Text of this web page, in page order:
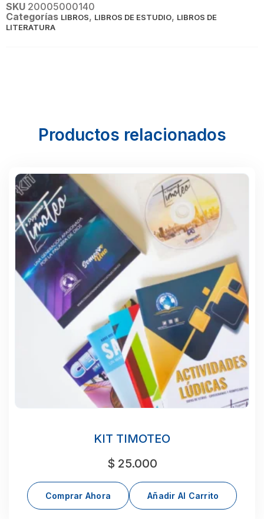
SKU 20005000140
Categorías LIBROS, LIBROS DE ESTUDIO, LIBROS DE
LITERATURA
Productos relacionados
KIT TIMOTEO
$ 25.000
Comprar Ahora Añadir Al Carrito